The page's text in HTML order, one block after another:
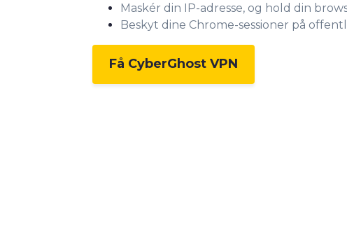
Maskér din IP-adresse, og hold din
Beskyt dine Chrome-sessioner på
Få CyberGhost VPN